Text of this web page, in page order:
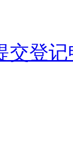
交登记